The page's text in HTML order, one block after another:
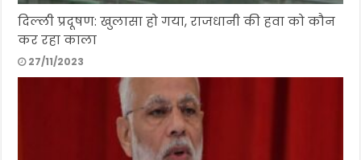
दिल्ली प्रदूषण: खुलासा हो गया, राजधानी की हवा को कौन
कर रहा काला
27/11/2023